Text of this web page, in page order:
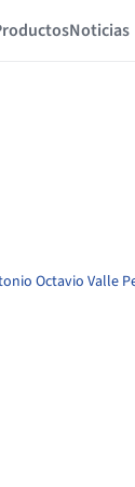
Noticias
Octavio Valle